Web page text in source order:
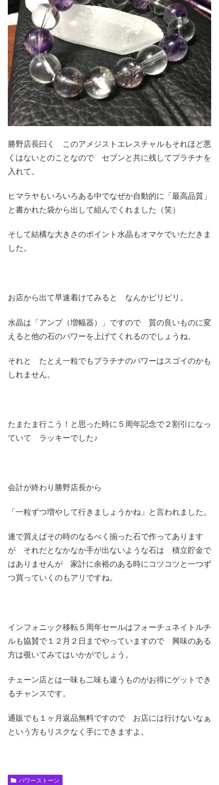
勝野店長曰く このアメジストエレスチャルもそれほど悪
くはないとのことなので セブンと共に残してプラチナを
入れて。
ヒマラヤもいろいろある中でなぜか自動的に「最高品質」
と書かれた袋から出して組んでくれました（笑）
そして結構な大きさのポイント水晶もオマケでいただきま
した。
お店から出て早速着けてみると なんかピリピリ。
水晶は「アンプ（増幅器）」ですので 質の良いものに変
えると他の石のパワーを上げてくれるのでしょうね。
それと たとえ一粒でもプラチナのパワーはスゴイのかも
しれません。
たまたま行こう！と思った時に５周年記念で２割引になっ
ていて ラッキーでした♪
会計が終わり勝野店長から
「一粒ずつ増やして行きましょうかね」と言われました。
連で買えばその時のなるべく揃った石で作ってあります
が それだとなかなか手が出ないような石は 積立貯金で
はありませんが 家計に余裕のある時にコツコツと一つず
つ買っていくのもアリですね。
インフォニック移転５周年セールはフォーチュネイトルチ
ルも協賛で１２月２日までやっていますので 興味のある
方は覗いてみてはいかがでしょう。
チェーン店とは一味も二味も違うものがお得にゲットでき
るチャンスです。
通販でも１ヶ月返品無料ですので お店には行けないなぁ
という方もリスクなく手にできますよ。
パワーストーン